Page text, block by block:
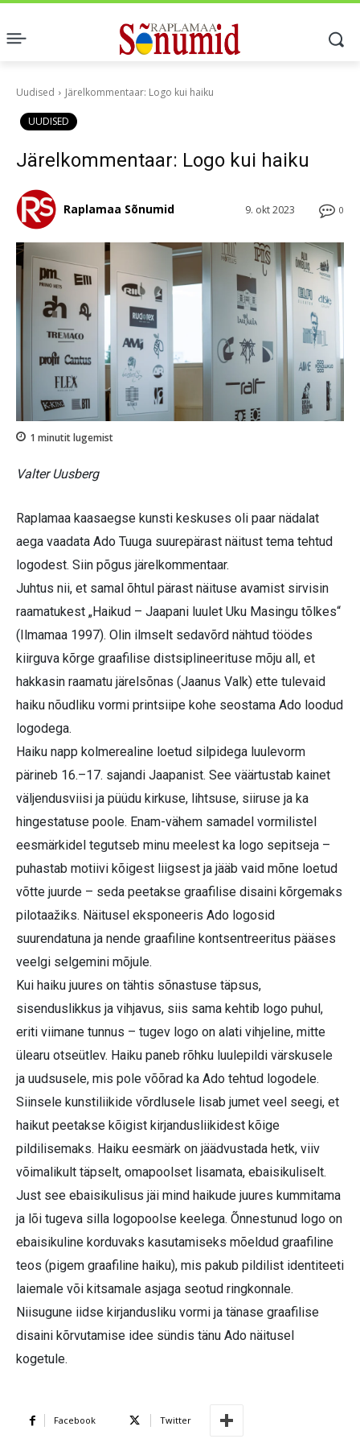
Uudised Järelkommentaar: Logo kui haiku
UUDISED
Järelkommentaar: Logo kui haiku
0
9. okt 2023
Raplamaa Sõnumid
1 minutit lugemist
Valter Uusberg
Raplamaa kaasaegse kunsti keskuses oli paar nädalat
aega vaadata Ado Tuuga suurepärast näitust tema tehtud
logodest. Siin põgus järelkommentaar.
Juhtus nii, et samal õhtul pärast näituse avamist sirvisin
raamatukest „Haikud – Jaapani luulet Uku Masingu tõlkes“
(Ilmamaa 1997). Olin ilmselt sedavõrd nähtud töödes
kiirguva kõrge graafilise distsiplineerituse mõju all, et
hakkasin raamatu järelsõnas (Jaanus Valk) ette tulevaid
haiku nõudliku vormi printsiipe kohe seostama Ado loodud
logodega.
Haiku napp kolmerealine loetud silpidega luulevorm
pärineb 16.–17. sajandi Jaapanist. See väärtustab kainet
väljendusviisi ja püüdu kirkuse, lihtsuse, siiruse ja ka
hingestatuse poole. Enam-vähem samadel vormilistel
eesmärkidel tegutseb minu meelest ka logo sepitseja –
puhastab motiivi kõigest liigsest ja jääb vaid mõne loetud
võtte juurde – seda peetakse graafilise disaini kõrgemaks
pilotaažiks. Näitusel eksponeeris Ado logosid
suurendatuna ja nende graafiline kontsentreeritus pääses
veelgi selgemini mõjule.
Kui haiku juures on tähtis sõnastuse täpsus,
sisenduslikkus ja vihjavus, siis sama kehtib logo puhul,
eriti viimane tunnus – tugev logo on alati vihjeline, mitte
ülearu otseütlev. Haiku paneb rõhku luulepildi värskusele
ja uudsusele, mis pole võõrad ka Ado tehtud logodele.
Siinsele kunstiliikide võrdlusele lisab jumet veel seegi, et
haikut peetakse kõigist kirjandusliikidest kõige
pildilisemaks. Haiku eesmärk on jäädvustada hetk, viiv
võimalikult täpselt, omapoolset lisamata, ebaisikuliselt.
Just see ebaisikulisus jäi mind haikude juures kummitama
ja lõi tugeva silla logopoolse keelega. Õnnestunud logo on
ebaisikuline korduvaks kasutamiseks mõeldud graafiline
teos (pigem graafiline haiku), mis pakub pildilist identiteeti
laiemale või kitsamale asjaga seotud ringkonnale.
Niisugune iidse kirjandusliku vormi ja tänase graafilise
disaini kõrvutamise idee sündis tänu Ado näitusel
kogetule.
Facebook Twitter